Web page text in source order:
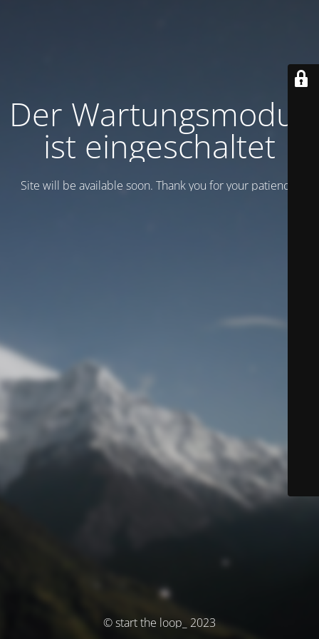
Der Wartungsmodus
ist eingeschaltet
Site will be available soon. Thank you for your patience!
© start the loop_ 2023